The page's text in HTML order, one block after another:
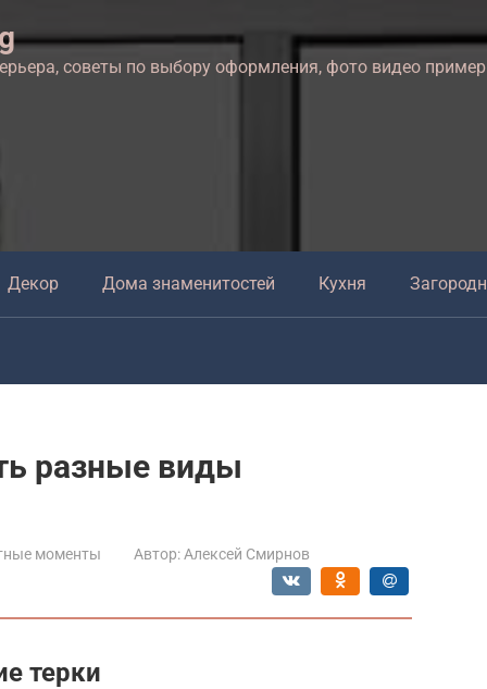
советы по выбору оформления, фото видео
Декор Дома знаменитостей Кухня
разные виды
моменты Автор: Алексей Смирнов
терки